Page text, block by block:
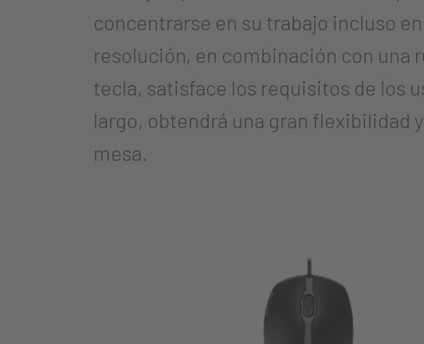
concentrarse en su trabajo incluso
resolución, en combinación con una
tecla, satisface los requisitos de los
largo, obtendrá una gran flexibilidad
mesa.